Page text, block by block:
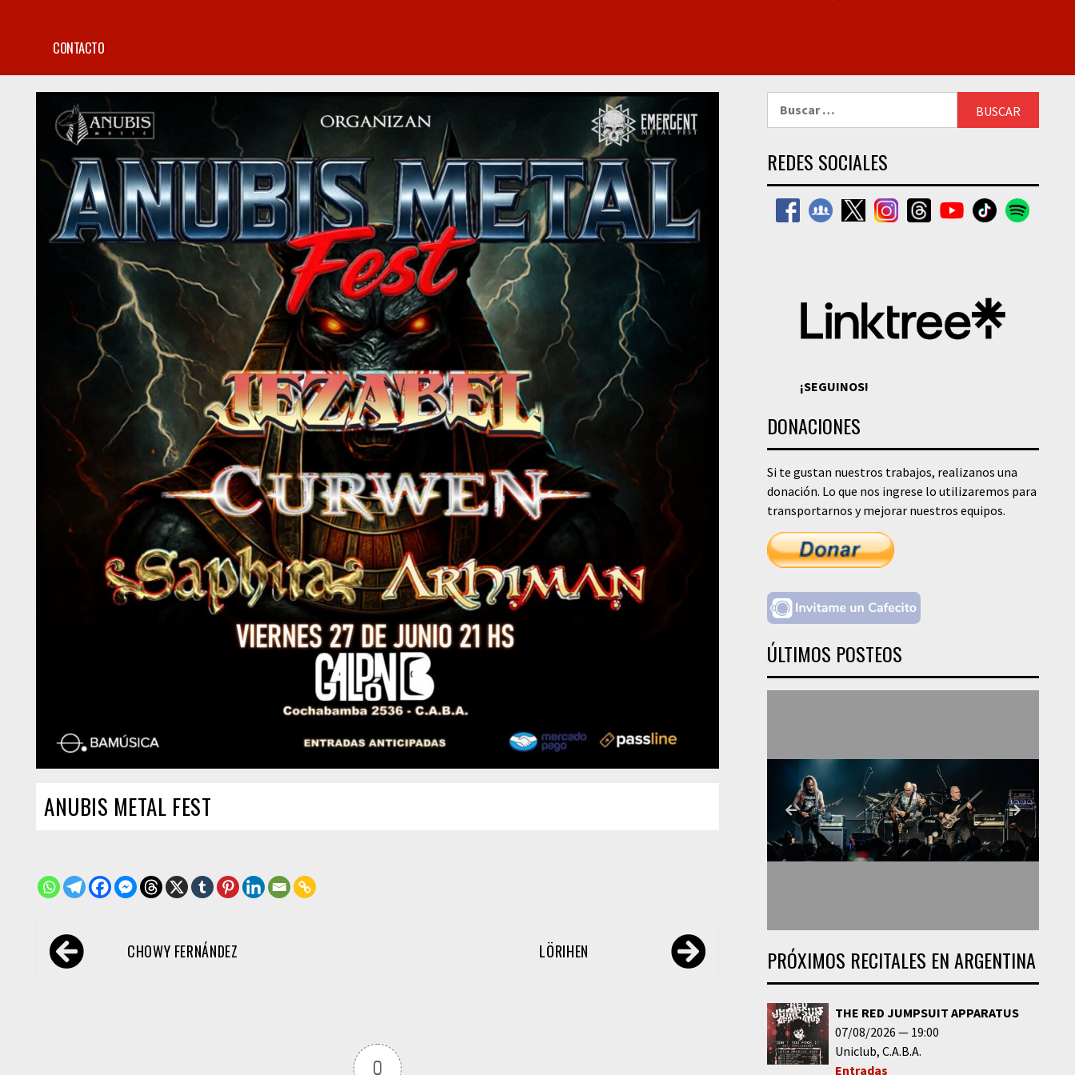
CONTACTO
ANUBIS METAL FEST
Navegación
de CHOWY FERNÁNDEZ LÖRIHEN
0
REDES SOCIALES
¡SEGUINOS!
DONACIONES
Si te gustan nuestros trabajos, realizanos una
donación. Lo que nos ingrese lo utilizaremos para
transportarnos y mejorar nuestros equipos.
ÚLTIMOS POSTEOS
PRÓXIMOS RECITALES EN ARGENTINA
THE RED JUMPSUIT APPARATUS
07/08/2026
19:00
Uniclub C.A.B.A.
Entradas